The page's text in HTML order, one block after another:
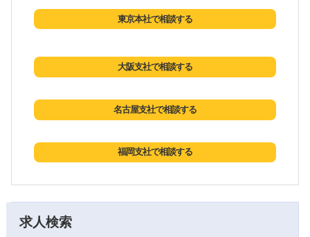
求人検索
東京本社で相談する
大阪支社で相談する
名古屋支社で相談する
福岡支社で相談する